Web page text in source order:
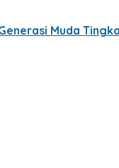
Muda